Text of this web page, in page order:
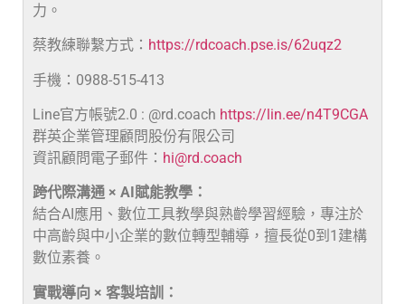
力。
蔡教練聯繫方式： https://rdcoach.pse.is/62uqz2
手機：0988-515-413
Line官方帳號2.0 : @rd.coach https://lin.ee/n4T9CGA
群英企業管理顧問股份有限公司
資訊顧問電子郵件： hi@rd.coach
跨代際溝通 × AI賦能教學：
結合AI應用、數位工具教學與熟齡學習經驗，專注於
中高齡與中小企業的數位轉型輔導，擅長從0到1建構
數位素養。
實戰導向 × 客製培訓：